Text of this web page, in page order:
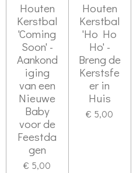
Houten
Kerstbal
'Coming
Soon' -
Aankond
iging
van een
Nieuwe
Baby
voor de
Feestda
gen
€ 5,00
Houten
Kerstbal
'Ho Ho
Ho' -
Breng de
Kerstsfe
er in
Huis
€ 5,00